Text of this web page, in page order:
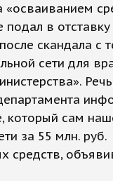
«осваиванием
в
скандала с
сети для
который сам
за 55 млн. руб.
средств,